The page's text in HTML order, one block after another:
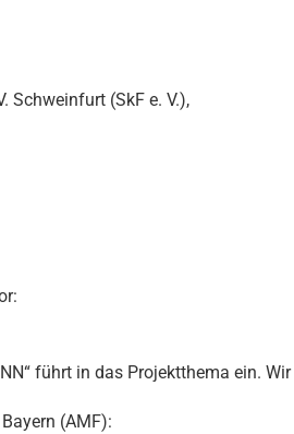
Schweinfurt (SkF e. V.),
führt in das Projektthema ein.
(AMF):